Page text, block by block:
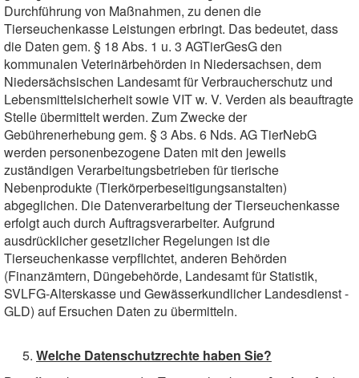
Durchführung von Maßnahmen, zu denen die
Tierseuchenkasse Leistungen erbringt. Das bedeutet, dass
die Daten gem. § 18 Abs. 1 u. 3 AGTierGesG den
kommunalen Veterinärbehörden in Niedersachsen, dem
Niedersächsischen Landesamt für Verbraucherschutz und
Lebensmittelsicherheit sowie VIT w. V. Verden als beauftragte
Stelle übermittelt werden. Zum Zwecke der
Gebührenerhebung gem. § 3 Abs. 6 Nds. AG TierNebG
werden personenbezogene Daten mit den jeweils
zuständigen Verarbeitungsbetrieben für tierische
Nebenprodukte (Tierkörperbeseitigungsanstalten)
abgeglichen. Die Datenverarbeitung der Tierseuchenkasse
erfolgt auch durch Auftragsverarbeiter. Aufgrund
ausdrücklicher gesetzlicher Regelungen ist die
Tierseuchenkasse verpflichtet, anderen Behörden
(Finanzämtern, Düngebehörde, Landesamt für Statistik,
SVLFG-Alterskasse und Gewässerkundlicher Landesdienst -
GLD) auf Ersuchen Daten zu übermitteln.
Welche Datenschutzrechte haben Sie?